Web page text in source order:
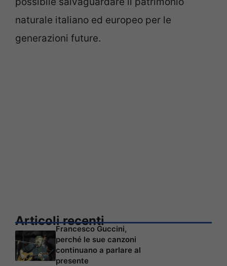
naturale italiano ed europeo per le
generazioni future.
Articoli recenti
Francesco Guccini,
perché le sue canzoni
continuano a parlare al
presente